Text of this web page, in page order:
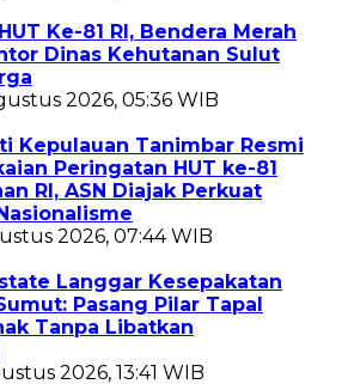
Ke-81 RI, Bendera Merah
Dinas Kehutanan Sulut
2026, 05:36 WIB
Kepulauan Tanimbar Resmi
Peringatan HUT ke-81
RI, ASN Diajak Perkuat
2026, 07:44 WIB
Langgar Kesepakatan
Pasang Pilar Tapal
Tanpa Libatkan
2026, 13:41 WIB